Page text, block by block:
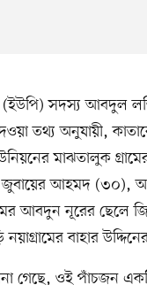
(ইউপি) সদস্য আবদুল
তথ্য অনুযায়ী,
মাঝতালুক
আহমদ (৩০),
আবদুন নূরের ছেলে
নয়াগ্রামের বাহার
গেছে, ওই পাঁচজন